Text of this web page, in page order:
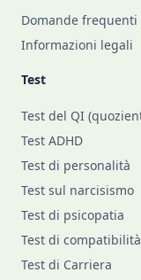
Domande frequenti
Informazioni legali
Test
Test del QI
Test ADHD
Test di personalità
Test sul narcisismo
Test di psicopatia
Test di compatibilità
Test di Carriera